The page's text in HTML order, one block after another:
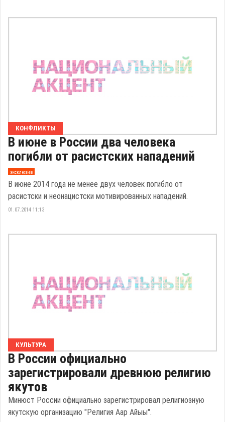
КОНФЛИКТЫ
В июне в России два человека
погибли от расистских нападений
эксклюзив
В июне 2014 года не менее двух человек погибло от
расистски и неонацистски мотивированных нападений.
01.07.2014 11:13
КУЛЬТУРА
В России официально
зарегистрировали древнюю религию
якутов
Минюст России официально зарегистрировал религиозную
якутскую организацию "Религия Аар Айыы".